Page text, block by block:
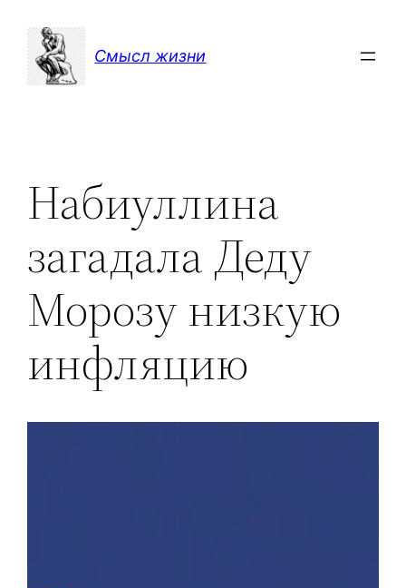
содержимому
Смысл жизни
Набиуллина
загадала Деду
Морозу низкую
инфляцию